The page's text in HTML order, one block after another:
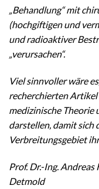
„Behandlung“ mit
(hochgiftigen und
und radioaktiver
„verursachen“.
Viel sinnvoller wäre
recherchierten
medizinische Theorie
darstellen, damit sich
Verbreitungsgebiet
Prof. Dr.-Ing. Andreas
Detmold